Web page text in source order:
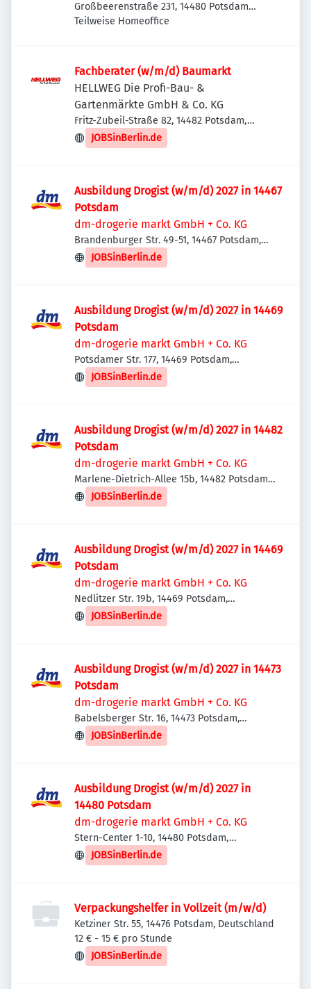
Großbeerenstraße 231, 14480 Potsdam
Südost, Deutschland
Teilweise Homeoffice
Fachberater (w/m/d) Baumarkt
HELLWEG Die Profi-Bau- &
Gartenmärkte GmbH & Co. KG
Fritz-Zubeil-Straße 82, 14482 Potsdam,
Deutschland
JOBSinBerlin.de
Ausbildung Drogist (w/m/d) 2027 in 14467
Potsdam
dm-drogerie markt GmbH + Co. KG
Brandenburger Str. 49-51, 14467 Potsdam,
Deutschland
JOBSinBerlin.de
Ausbildung Drogist (w/m/d) 2027 in 14469
Potsdam
dm-drogerie markt GmbH + Co. KG
Potsdamer Str. 177, 14469 Potsdam,
Deutschland
JOBSinBerlin.de
Ausbildung Drogist (w/m/d) 2027 in 14482
Potsdam
dm-drogerie markt GmbH + Co. KG
Marlene-Dietrich-Allee 15b, 14482 Potsdam,
Deutschland
JOBSinBerlin.de
Ausbildung Drogist (w/m/d) 2027 in 14469
Potsdam
dm-drogerie markt GmbH + Co. KG
Nedlitzer Str. 19b, 14469 Potsdam,
Deutschland
JOBSinBerlin.de
Ausbildung Drogist (w/m/d) 2027 in 14473
Potsdam
dm-drogerie markt GmbH + Co. KG
Babelsberger Str. 16, 14473 Potsdam,
Deutschland
JOBSinBerlin.de
Ausbildung Drogist (w/m/d) 2027 in
14480 Potsdam
dm-drogerie markt GmbH + Co. KG
Stern-Center 1-10, 14480 Potsdam,
Deutschland
JOBSinBerlin.de
Verpackungshelfer in Vollzeit (m/w/d)
Ketziner Str. 55, 14476 Potsdam, Deutschland
12 € - 15 € pro Stunde
JOBSinBerlin.de